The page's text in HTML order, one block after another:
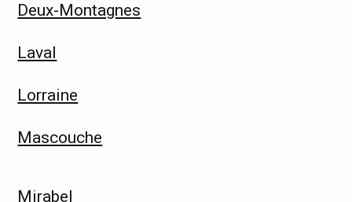
Deux-Montagnes
Laval
Lorraine
Mascouche
Mirabel